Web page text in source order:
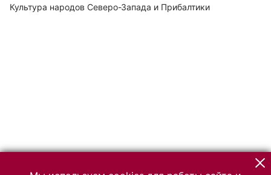
Культура народов Северо-Запада и Прибалтики